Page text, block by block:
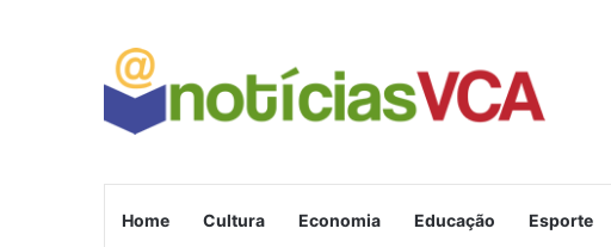
Home Cultura Economia Educação Esporte